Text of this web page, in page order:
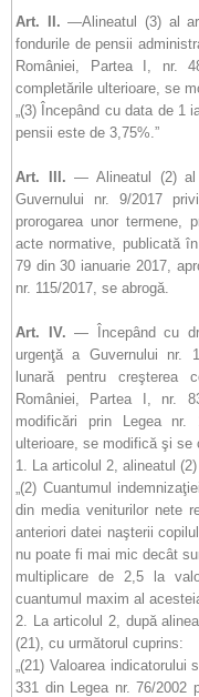
Art. II. —Alineatul (3) al
fondurile de pensii
României, Partea I, nr.
completările ulterioare, se
„(3) Începând cu data de 1
pensii este de 3,75%.”
Art. III. — Alineatul (2) al
Guvernului nr. 9/2017
prorogarea unor termene,
acte normative, publicată
79 din 30 ianuarie 2017,
nr. 115/2017, se abrogă.
Art. IV. — Începând cu
urgenţă a Guvernului nr.
lunară pentru creşterea
României, Partea I, nr.
modificări prin Legea nr.
ulterioare, se modifică şi se
1. La articolul 2, alineatul
„(2) Cuantumul
din media veniturilor nete
anteriori datei naşterii
nu poate fi mai mic decât
multiplicare de 2,5 la
cuantumul maxim al
2. La articolul 2, după
(21), cu următorul cuprins:
„(21) Valoarea
331 din Legea nr. 76/2002